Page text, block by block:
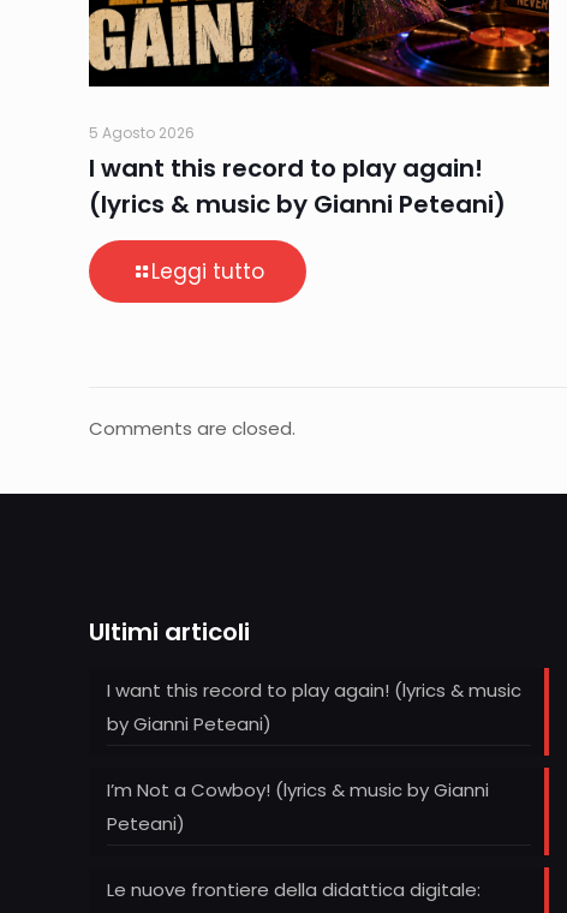
5 Agosto 2026
I want this record to play again!
(lyrics & music by Gianni Peteani)
Leggi tutto
Comments are closed.
Ultimi articoli
I want this record to play again! (lyrics & music
by Gianni Peteani)
I’m Not a Cowboy! (lyrics & music by Gianni
Peteani)
Le nuove frontiere della didattica digitale: